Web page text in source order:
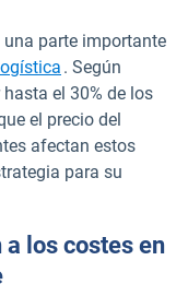
una parte importante
. Según
el 30% de los
el precio del
afectan estos
para su
los costes en